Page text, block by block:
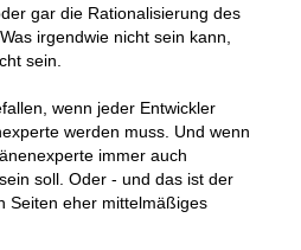
gar die Rationalisierung des
irgendwie nicht sein kann,
sein.
wenn jeder Entwickler
werden muss. Und wenn
immer auch
soll. Oder - und das ist der
Seiten eher mittelmäßiges